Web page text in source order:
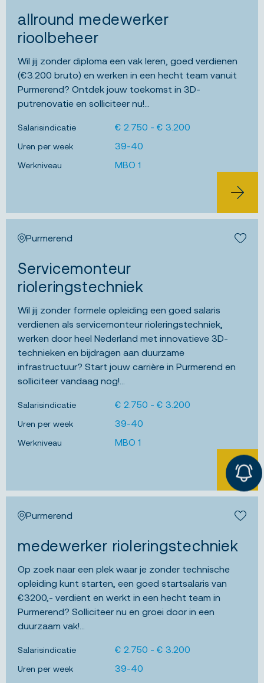
JOB ALERT
allround medewerker
rioolbeheer
Wil jij zonder diploma een vak leren, goed verdienen
(€3.200 bruto) en werken in een hecht team vanuit
Purmerend? Ontdek jouw toekomst in 3D-
putrenovatie en solliciteer nu!...
Salarisindicatie € 2.750 - € 3.200
Uren per week 39-40
Werkniveau MBO 1
BEKIJK
Purmerend
Servicemonteur
rioleringstechniek
Wil jij zonder formele opleiding een goed salaris
verdienen als servicemonteur rioleringstechniek,
werken door heel Nederland met innovatieve 3D-
technieken en bijdragen aan duurzame
infrastructuur? Start jouw carrière in Purmerend en
solliciteer vandaag nog!...
Salarisindicatie € 2.750 - € 3.200
Uren per week 39-40
Werkniveau MBO 1
BEKIJK
Purmerend
medewerker rioleringstechniek
Op zoek naar een plek waar je zonder technische
opleiding kunt starten, een goed startsalaris van
€3200,- verdient en werkt in een hecht team in
Purmerend? Solliciteer nu en groei door in een
duurzaam vak!...
Salarisindicatie € 2.750 - € 3.200
Uren per week 39-40